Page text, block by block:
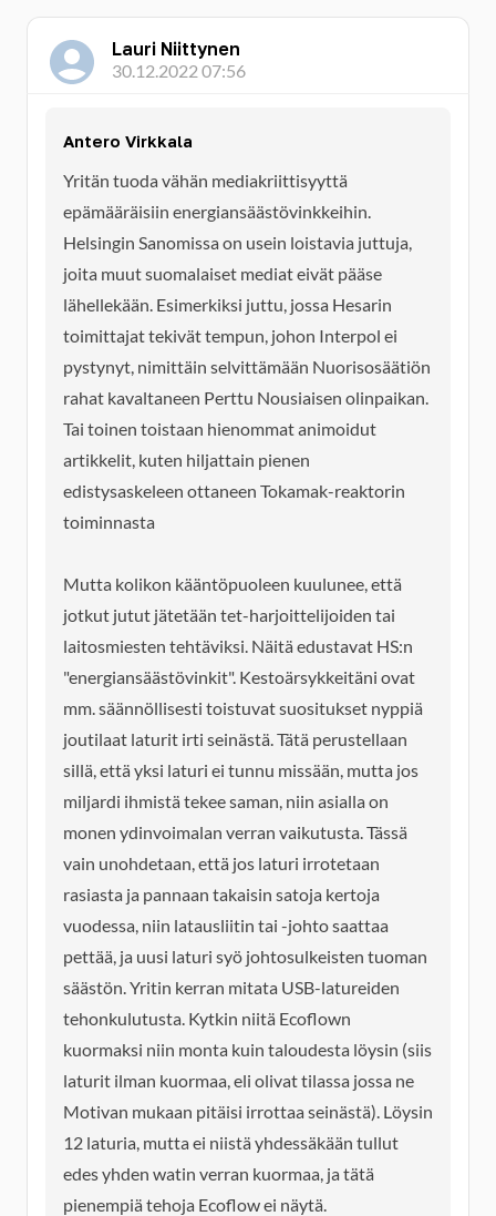
Lauri Niittynen
30.12.2022 07:56
Antero Virkkala
Yritän tuoda vähän mediakriittisyyttä
epämääräisiin energiansäästövinkkeihin.
Helsingin Sanomissa on usein loistavia juttuja,
joita muut suomalaiset mediat eivät pääse
lähellekään. Esimerkiksi juttu, jossa Hesarin
toimittajat tekivät tempun, johon Interpol ei
pystynyt, nimittäin selvittämään Nuorisosäätiön
rahat kavaltaneen Perttu Nousiaisen olinpaikan.
Tai toinen toistaan hienommat animoidut
artikkelit, kuten hiljattain pienen
edistysaskeleen ottaneen Tokamak-reaktorin
toiminnasta
Mutta kolikon kääntöpuoleen kuulunee, että
jotkut jutut jätetään tet-harjoittelijoiden tai
laitosmiesten tehtäviksi. Näitä edustavat HS:n
"energiansäästövinkit". Kestoärsykkeitäni ovat
mm. säännöllisesti toistuvat suositukset nyppiä
joutilaat laturit irti seinästä. Tätä perustellaan
sillä, että yksi laturi ei tunnu missään, mutta jos
miljardi ihmistä tekee saman, niin asialla on
monen ydinvoimalan verran vaikutusta. Tässä
vain unohdetaan, että jos laturi irrotetaan
rasiasta ja pannaan takaisin satoja kertoja
vuodessa, niin latausliitin tai -johto saattaa
pettää, ja uusi laturi syö johtosulkeisten tuoman
säästön. Yritin kerran mitata USB-latureiden
tehonkulutusta. Kytkin niitä Ecoflown
kuormaksi niin monta kuin taloudesta löysin (siis
laturit ilman kuormaa, eli olivat tilassa jossa ne
Motivan mukaan pitäisi irrottaa seinästä). Löysin
12 laturia, mutta ei niistä yhdessäkään tullut
edes yhden watin verran kuormaa, ja tätä
pienempiä tehoja Ecoflow ei näytä.